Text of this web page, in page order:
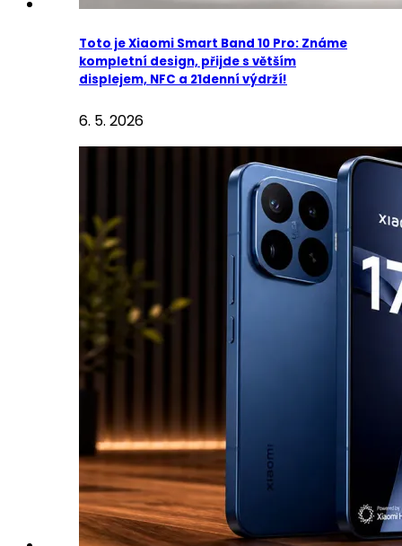
Toto je Xiaomi Smart Band 10 Pro: Známe
kompletní design, přijde s větším
displejem, NFC a 21denní výdrží!
6. 5. 2026